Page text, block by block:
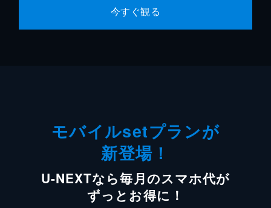
今すぐ観る
モバイルsetプランが
新登場！
U-NEXTなら毎月のスマホ代が
ずっとお得に！